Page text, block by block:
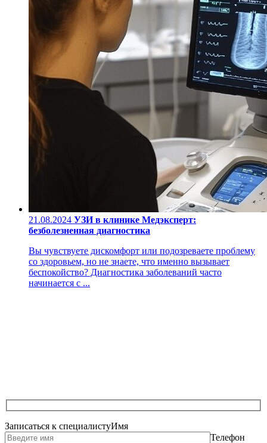
21.08.2024 УЗИ в клинике Медэксперт:
безболезненная диагностика
Вы чувствуете дискомфорт или подозреваете проблему
со здоровьем, но не знаете, что именно вызывает
беспокойство? Диагностика заболеваний часто
начинается с ...
Записаться к специалистуИмя
Телефон